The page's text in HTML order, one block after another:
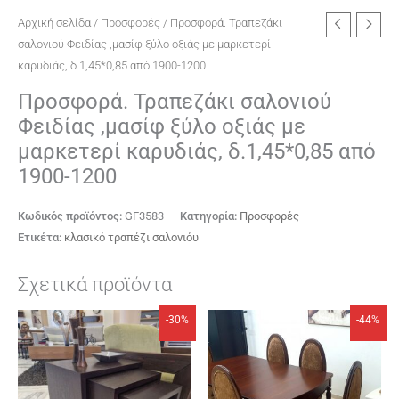
Αρχική σελίδα / Προσφορές / Προσφορά. Τραπεζάκι
σαλονιού Φειδίας ,μασίφ ξύλο οξιάς με μαρκετερί
καρυδιάς, δ.1,45*0,85 από 1900-1200
Προσφορά. Τραπεζάκι σαλονιού
Φειδίας ,μασίφ ξύλο οξιάς με
μαρκετερί καρυδιάς, δ.1,45*0,85 από
1900-1200
Κωδικός προϊόντος: GF3583 Κατηγορία: Προσφορές
Ετικέτα: κλασικό τραπέζι σαλονιόυ
Σχετικά προϊόντα
-30%
Original
price
was:
€500.
Η
τρέχουσα
τιμή
είναι:
€350.
-44%
price
was:
€2500.
τρέχουσα
τιμή
είναι:
€1400.